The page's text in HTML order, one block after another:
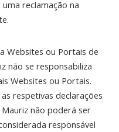
reclamação na
Websites ou Portais de
não se responsabiliza
Websites ou Portais.
respetivas declarações
não poderá ser
responsável